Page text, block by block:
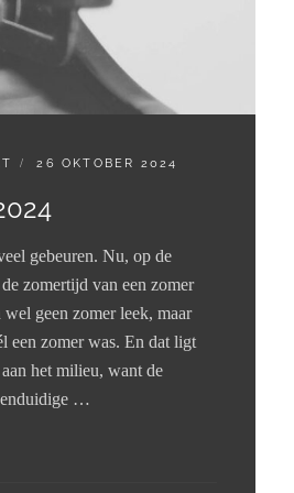
GEPLAATST
26 OKTOBER 2024
gebeuren. Nu, op de
zomertijd van een zomer
wel geen zomer leek, maar
een zomer was. En dat ligt
het milieu, want de
…